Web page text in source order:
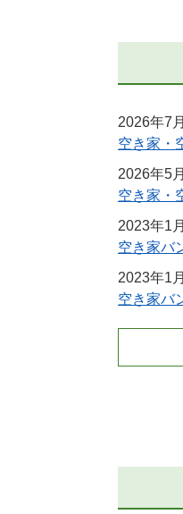
2026年7
空き家・
2026年5
空き家・
2023年1
空き家バ
2023年1
空き家バ